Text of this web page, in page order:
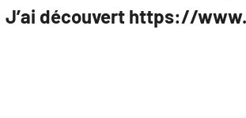
J’ai découvert https://